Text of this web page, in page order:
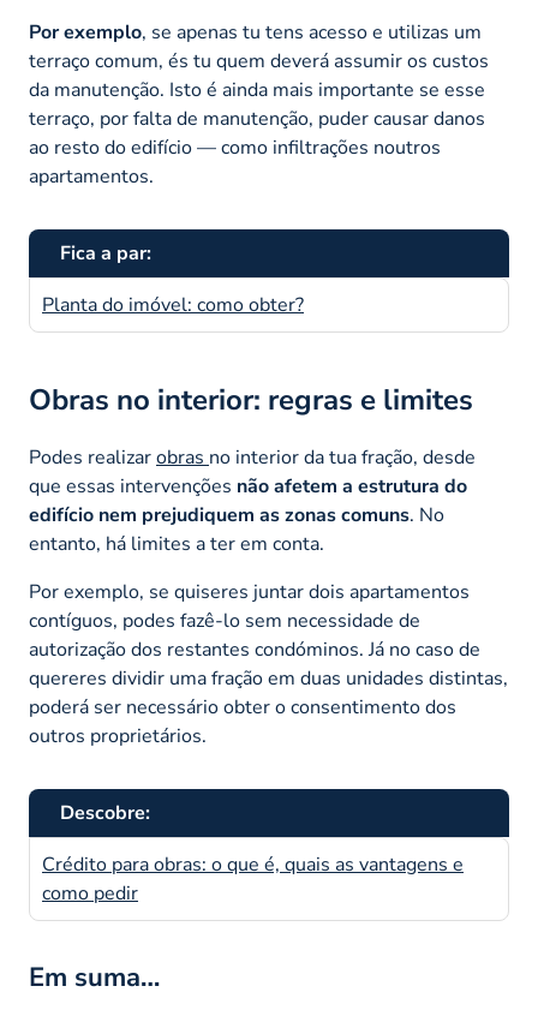
Por exemplo, se apenas tu tens acesso e utilizas um
terraço comum, és tu quem deverá assumir os custos
da manutenção. Isto é ainda mais importante se esse
terraço, por falta de manutenção, puder causar danos
ao resto do edifício — como infiltrações noutros
apartamentos.
Fica a par:
Planta do imóvel: como obter?
Obras no interior: regras e limites
Podes realizarobras no interior da tua fração, desde
que essas intervenções não afetem a estrutura do
edifício nem prejudiquem as zonas comuns. No
entanto, há limites a ter em conta.
Por exemplo, se quiseres juntar dois apartamentos
contíguos, podes fazê-lo sem necessidade de
autorização dos restantes condóminos. Já no caso de
quereres dividir uma fração em duas unidades distintas,
poderá ser necessário obter o consentimento dos
outros proprietários.
Descobre:
Crédito para obras: o que é, quais as vantagens e
como pedir
Em suma…